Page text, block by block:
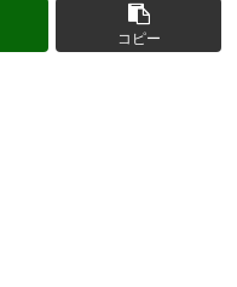
コピー